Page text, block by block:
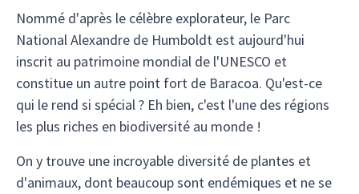
Nommé d'après le célèbre explorateur, le Parc
National Alexandre de Humboldt est aujourd'hui
inscrit au patrimoine mondial de l'UNESCO et
constitue un autre point fort de Baracoa. Qu'est-ce
qui le rend si spécial ? Eh bien, c'est l'une des régions
les plus riches en biodiversité au monde !
On y trouve une incroyable diversité de plantes et
d'animaux, dont beaucoup sont endémiques et ne se